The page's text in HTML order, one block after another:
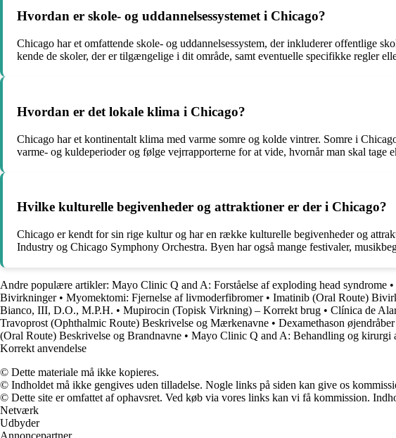
Hvordan er skole- og uddannelsessystemet i Chicago?
Chicago har et omfattende skole- og uddannelsessystem, der inkluderer offentlige
kende de skoler, der er tilgængelige i dit område, samt eventuelle specifikke regler
Hvordan er det lokale klima i Chicago?
Chicago har et kontinentalt klima med varme somre og kolde vintrer. Somre i
varme- og kuldeperioder og følge vejrrapporterne for at vide, hvornår man skal tage
Hvilke kulturelle begivenheder og attraktioner er der i Chicago?
Chicago er kendt for sin rige kultur og har en række kulturelle begivenheder og
Industry og Chicago Symphony Orchestra. Byen har også mange festivaler,
Andre populære artikler: Mayo Clinic Q and A: Forståelse af exploding head syndrome •
Bivirkninger• Myomektomi: Fjernelse af livmoderfibromer• Imatinib (Oral Route)
Bianco, III, D.O., M.P.H. • Mupirocin (Topisk Virkning) – Korrekt brug • Clínica de
Travoprost (Ophthalmic Route) Beskrivelse og Mærkenavne • Dexamethason
(Oral Route) Beskrivelse og Brandnavne • Mayo Clinic Q and A: Behandling og kirurgi
Korrekt anvendelse
© Dette materiale må ikke kopieres.
© Indholdet må ikke gengives uden tilladelse. Nogle links på siden kan give os
© Dette site er omfattet af ophavsret. Ved køb via vores links kan vi få kommission.
Netværk
Udbyder
Annoncepartner